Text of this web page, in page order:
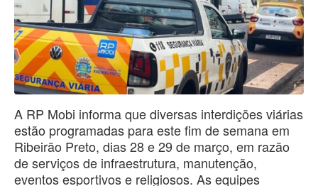
A RP Mobi informa que diversas interdições viárias
estão programadas para este fim de semana em
Ribeirão Preto, dias 28 e 29 de março, em razão
de serviços de infraestrutura, manutenção,
eventos esportivos e religiosos. As equipes